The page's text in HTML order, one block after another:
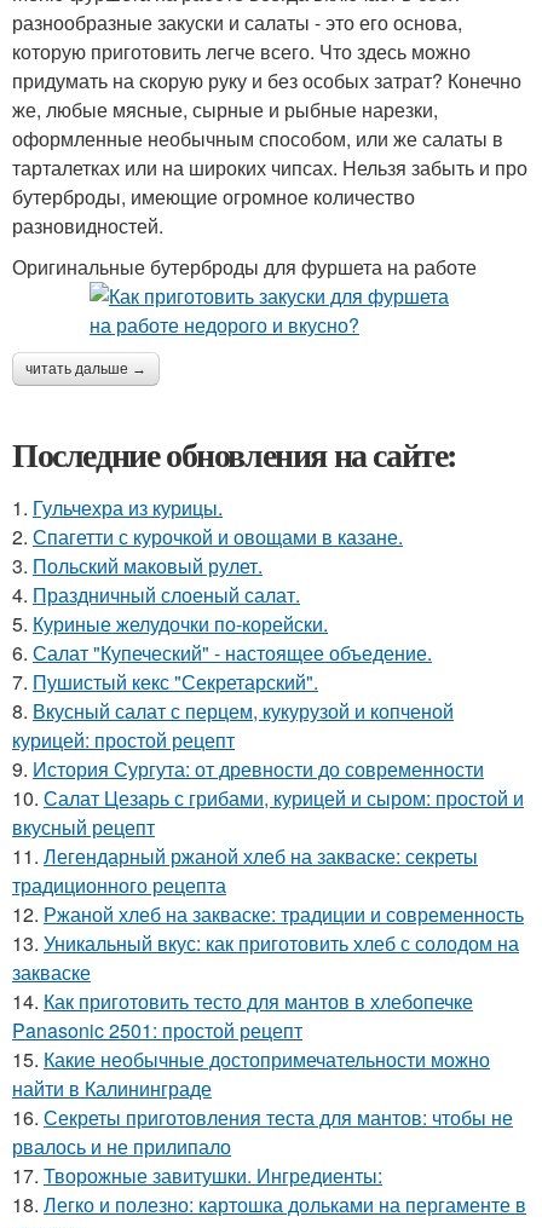
разнообразные закуски и салаты - это его основа,
которую приготовить легче всего. Что здесь можно
придумать на скорую руку и без особых затрат? Конечно
же, любые мясные, сырные и рыбные нарезки,
оформленные необычным способом, или же салаты в
тарталетках или на широких чипсах. Нельзя забыть и про
бутерброды, имеющие огромное количество
разновидностей.
Оригинальные бутерброды для фуршета на работе
читать дальше →
Последние обновления на сайте:
1. Гульчехра из курицы.
2. Спагетти с курочкой и овощами в казане.
3. Польский маковый рулет.
4. Праздничный слоеный салат.
5. Куриные желудочки по-корейски.
6. Салат "Купеческий" - настоящее объедение.
7. Пушистый кекс "Секретарский".
8. Вкусный салат с перцем, кукурузой и копченой
курицей: простой рецепт
9. История Сургута: от древности до современности
10. Салат Цезарь с грибами, курицей и сыром: простой и
вкусный рецепт
11. Легендарный ржаной хлеб на закваске: секреты
традиционного рецепта
12. Ржаной хлеб на закваске: традиции и современность
13. Уникальный вкус: как приготовить хлеб с солодом на
закваске
14. Как приготовить тесто для мантов в хлебопечке
Panasonic 2501: простой рецепт
15. Какие необычные достопримечательности можно
найти в Калининграде
16. Секреты приготовления теста для мантов: чтобы не
рвалось и не прилипало
17. Творожные завитушки. Ингредиенты:
18. Легко и полезно: картошка дольками на пергаменте в